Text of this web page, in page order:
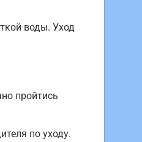
воды. Уход
пройтись
по уходу.